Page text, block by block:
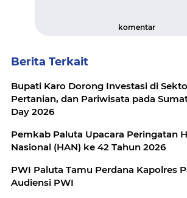
komentar
Berita Terkait
Bupati Karo Dorong Investasi di
Pertanian, dan Pariwisata pada
Day 2026
Pemkab Paluta Upacara Peringatan
Nasional (HAN) ke 42 Tahun 2026
PWI Paluta Tamu Perdana Kapolres
Audiensi PWI